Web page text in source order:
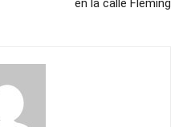
en la calle Fleming